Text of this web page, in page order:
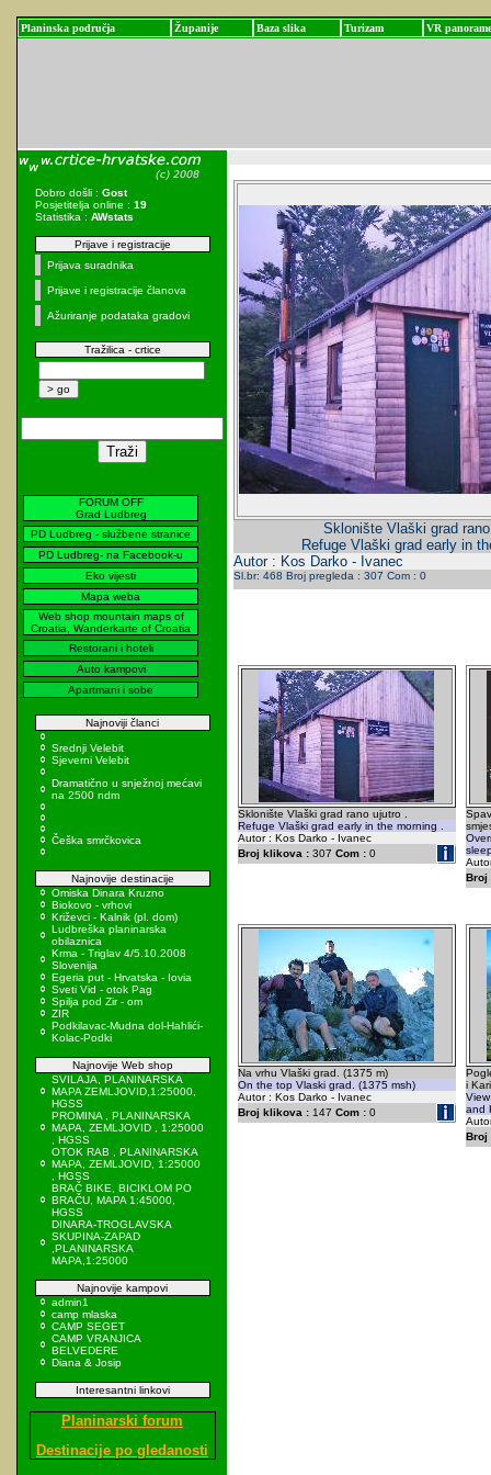
Planinska područja Županije Baza slika Turizam VR panorame
Dobro došli : Gost
Posjetitelja online : 19
Statistika : AWstats
Prijave i registracije
Prijava suradnika
Prijave i registracije članova
Ažuriranje podataka gradovi
Tražilica - crtice
FORUM OFF
Grad Ludbreg
PD Ludbreg - službene stranice
PD Ludbreg- na Facebook-u
Eko vijesti
Mapa weba
Web shop mountain maps of
Croatia, Wanderkarte of Croatia
Restorani i hoteli
Auto kampovi
Apartmani i sobe
Najnoviji članci
Srednji Velebit
Sjeverni Velebit
Dramatično u snježnoj mećavi
na 2500 ndm
Češka smrčkovica
Najnovije destinacije
Omiska Dinara Kruzno
Biokovo - vrhovi
Križevci - Kalnik (pl. dom)
Ludbreška planinarska
obilaznica
Krma - Triglav 4/5.10.2008
Slovenija
Egeria put - Hrvatska - Iovia
Sveti Vid - otok Pag
Spilja pod Zir - om
ZIR
Podkilavac-Mudna dol-Hahlići-
Kolac-Podki
Najnovije Web shop
SVILAJA, PLANINARSKA
MAPA ZEMLJOVID,1:25000,
HGSS
PROMINA , PLANINARSKA
MAPA, ZEMLJOVID , 1:25000
, HGSS
OTOK RAB , PLANINARSKA
MAPA, ZEMLJOVID, 1:25000
, HGSS
BRAČ BIKE, BICIKLOM PO
BRAČU, MAPA 1:45000,
HGSS
DINARA-TROGLAVSKA
SKUPINA-ZAPAD
,PLANINARSKA
MAPA,1:25000
Najnovije kampovi
admin1
camp mlaska
CAMP SEGET
CAMP VRANJICA
BELVEDERE
Diana & Josip
Interesantni linkovi
Planinarski forum
Destinacije po gledanosti
Sklonište Vlaški grad
Refuge Vlaški grad early in
Autor : Kos Darko - Ivanec
Sl.br: 468 Broj pregleda : 307 Com : 0
Sklonište Vlaški grad rano ujutro .
Refuge Vlaški grad early in the morning .
Autor : Kos Darko - Ivanec
Broj klikova :307 Com :0
Broj
Na vrhu Vlaški grad. (1375 m)
On the top Vlaski grad. (1375 msh)
Autor : Kos Darko - Ivanec
Broj klikova :147 Com :0
i
and
Broj